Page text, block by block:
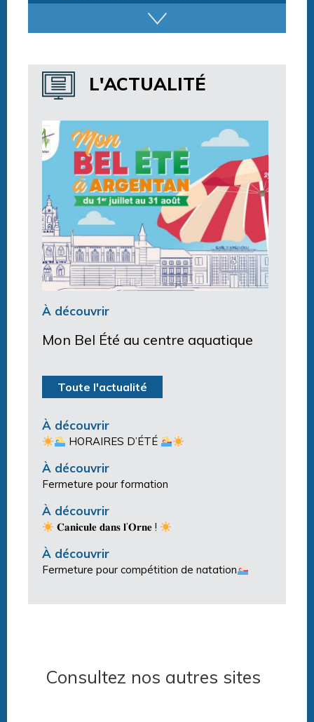
Billetterie et Réservation
Horaires centre aquatique
L'ACTUALITÉ
À découvrir
Mon Bel Été au centre aquatique
Toute l'actualité
À découvrir
HORAIRES D’ÉTÉ
À découvrir
Fermeture pour formation
À découvrir
𝐂𝐚𝐧𝐢𝐜𝐮𝐥𝐞 𝐝𝐚𝐧𝐬 𝐥’𝐎𝐫𝐧𝐞 !
À découvrir
Fermeture pour compétition de natation
Consultez nos autres sites